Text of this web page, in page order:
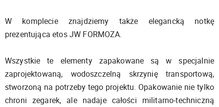
W komplecie znajdziemy także elegancką notkę
prezentująca etos JW FORMOZA.
Wszystkie te elementy zapakowane są w specjalnie
zaprojektowaną, wodoszczelną skrzynię transportową,
stworzoną na potrzeby tego projektu. Opakowanie nie tylko
chroni zegarek, ale nadaje całości militarno-techniczną